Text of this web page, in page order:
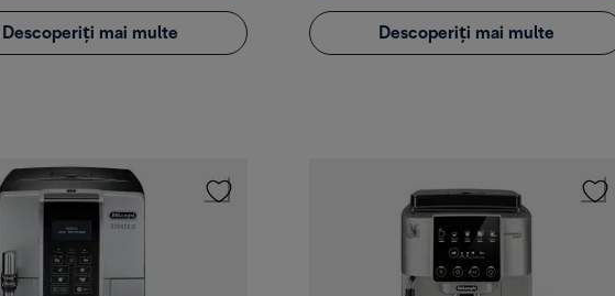
Descoperiți mai multe Descoperiți mai multe